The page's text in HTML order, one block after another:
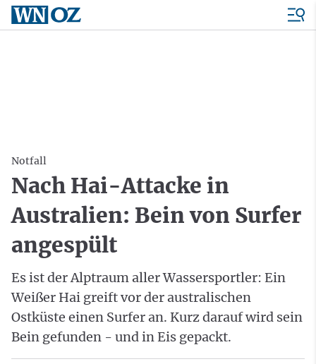
Notfall
Nach Hai-Attacke in
Australien: Bein von Surfer
angespült
Es ist der Alptraum aller Wassersportler: Ein
Weißer Hai greift vor der australischen
Ostküste einen Surfer an. Kurz darauf wird sein
Bein gefunden - und in Eis gepackt.